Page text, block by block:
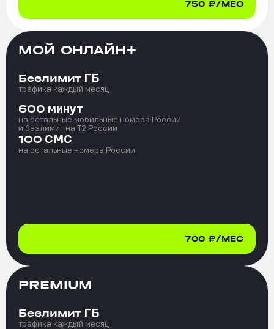
750 ₽/МЕС
МОЙ ОНЛАЙН+
Безлимит ГБ
трафика каждый месяц
600 минут
на остальные мобильные номера России
и безлимит на T2 России
100 СМС
на остальные номера России
700 ₽/МЕС
PREMIUM
Безлимит ГБ
трафика каждый месяц